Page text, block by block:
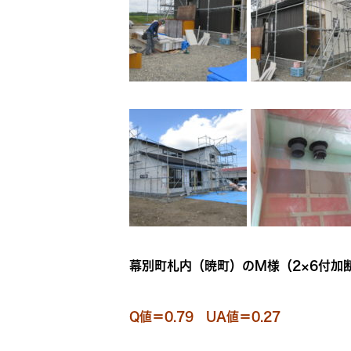
幕別町札内（暁町）のM様（2×6付加
Q値＝0.79 UA値＝0.27